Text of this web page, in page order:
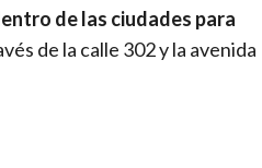
de las ciudades para
de la calle 302 y la avenida